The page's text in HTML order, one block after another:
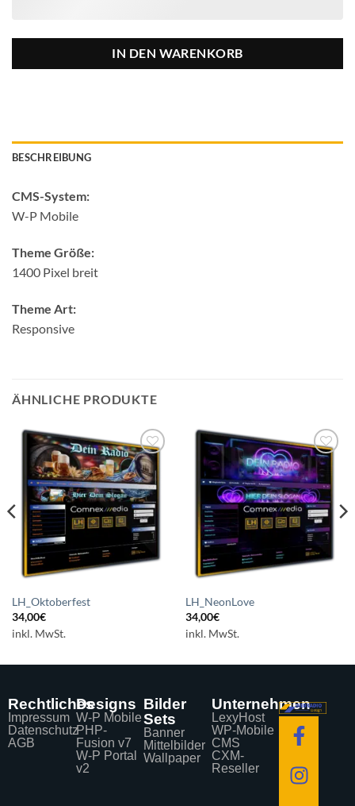
IN DEN WARENKORB
BESCHREIBUNG
CMS-System:
W-P Mobile
Theme Größe:
1400 Pixel breit
Theme Art:
Responsive
ÄHNLICHE PRODUKTE
Auf die
Wunschliste
setzen
LH_Oktoberfest
34,00€
inkl. MwSt.
Auf die
Wunschliste
setzen
LH_NeonLove
34,00€
inkl. MwSt.
Rechtliches
Impressum
Datenschutz
AGB
Designs
W-P Mobile
PHP-
Fusion v7
W-P Portal
v2
Bilder
Sets
Banner
Mittelbilder
Wallpaper
Unternehmen
LexyHost
WP-Mobile
CMS
CXM-
Reseller